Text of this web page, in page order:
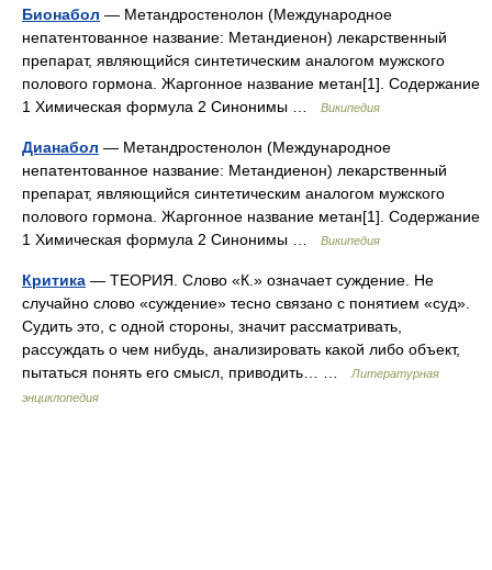
Бионабол — Метандростенолон (Международное
непатентованное название: Метандиенон) лекарственный
препарат, являющийся синтетическим аналогом мужского
полового гормона. Жаргонное название метан[1]. Содержание
1 Химическая формула 2 Синонимы …
Википедия
Дианабол — Метандростенолон (Международное
непатентованное название: Метандиенон) лекарственный
препарат, являющийся синтетическим аналогом мужского
полового гормона. Жаргонное название метан[1]. Содержание
1 Химическая формула 2 Синонимы …
Википедия
Критика — ТЕОРИЯ. Слово «К.» означает суждение. Не
случайно слово «суждение» тесно связано с понятием «суд».
Судить это, с одной стороны, значит рассматривать,
рассуждать о чем нибудь, анализировать какой либо объект,
пытаться понять его смысл, приводить… …
Литературная
энциклопедия